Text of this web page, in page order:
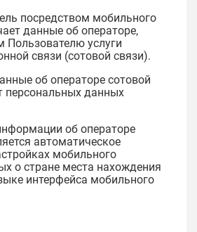
посредством мобильного
данные об операторе,
услуги
связи (сотовой связи).
об операторе сотовой
персональных данных
об операторе
автоматическое
мобильного
о стране места нахождения
интерфейса мобильного